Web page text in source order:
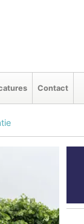
Contact